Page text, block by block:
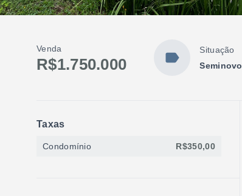
Venda
R$1.750.000
Situação
Seminovo
Taxas
Condomínio R$350,00